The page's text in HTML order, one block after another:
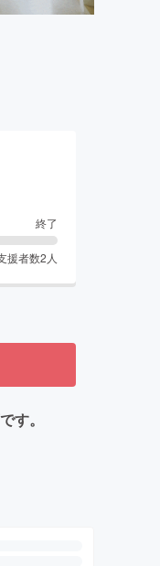
終了
援者数2 人
す。